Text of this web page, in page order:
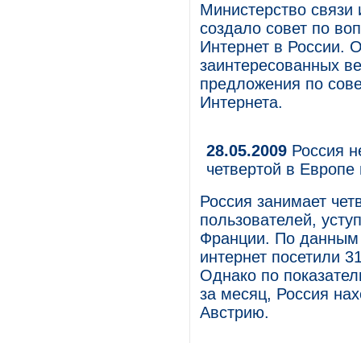
Министерство
создало совет по
Интернет в России.
заинтересованных
предложения по
Интернета.
28.05.2009 Россия
четвертой в Европе
Россия занимает
пользователей,
Франции. По данным
интернет посетили
Однако по
за месяц, Россия
Австрию.